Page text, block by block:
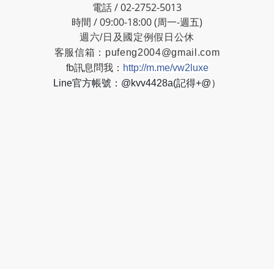
電話 / 02-2752-5013
時間 / 09:00-18:00 (周一-週五)
週六/日及國定例假日公休
客服信箱： pufeng2004@gmail.com
fb訊息問我： http://m.me/vw2luxe
Line官方帳號：@kvv4428a(記得+@）